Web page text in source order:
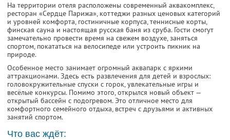
На территории отеля расположены современный аквакомплекс,
ресторан «Сердце Парижа», коттеджи разных ценовых категорий
и уровней комфорта, гостиничные корпуса, теннисные корты,
финская сауна и настоящая русская баня из сруба. Гости смогут
замечательно провести время на свежем воздухе, заняться
спортом, покататься на велосипеде или устроить пикник на
природе.
Особенное место занимает огромный аквапарк с яркими
аттракционами. Здесь есть развлечения для детей и взрослых:
головокружительные спуски с горок, увлекательные игры и
весёлые конкурсы. Помимо этого, открылся новый объект —
открытый бассейн с подогревом. Это отличное место для
комфортного семейного отдыха, встреч с друзьями и активных
занятий спортом.
Что вас ждёт: